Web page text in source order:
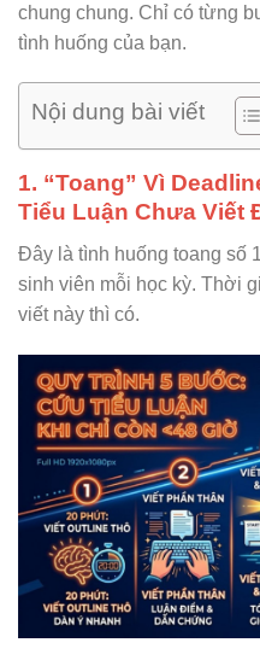
chung chung. Chỉ có từng
tình huống của bạn.
Nội dung bài viết
1. “Toang” Vì
Tiểu Luận Chưa Viết
Đây là tình huống toang số
sinh viên mỗi học kỳ. Thời
viết này thì có.